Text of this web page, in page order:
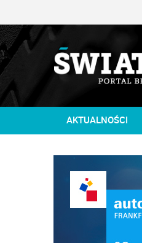
Piątek,
AKTUALNOŚCI